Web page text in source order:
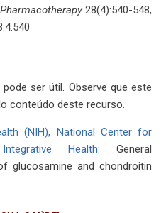
Pharmacotherapy28(4):540-548,
ser útil. Observe que este
conteúdo deste recurso.
(NIH), National Center for
Health: General
glucosamine and chondroitin